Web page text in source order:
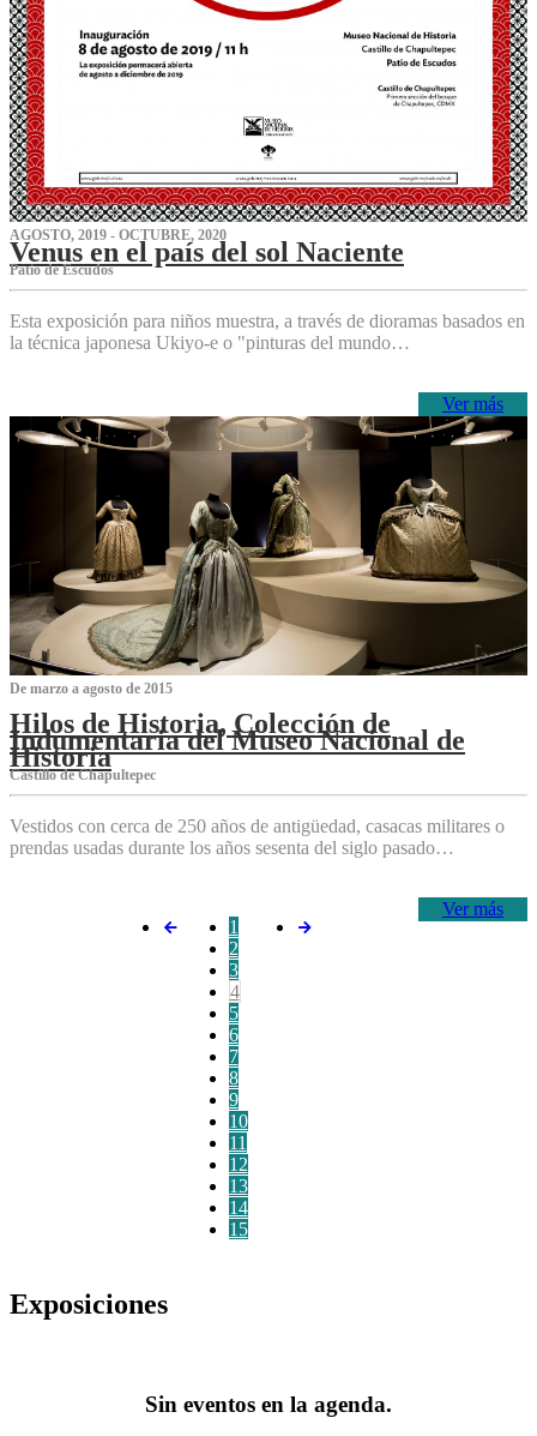
AGOSTO, 2019 - OCTUBRE, 2020
Venus en el país del sol Naciente
P‌atio de Escudos
Esta exposición para niños muestra, a través de dioramas basados en
la técnica japonesa Ukiyo-e o "pinturas del mundo…
Ver más
De marzo a agosto de 2015
Hilos de Historia, Colección de
Indumentaria del Museo Nacional de
Historia
Castillo de Chapultepec
Vestidos con cerca de 250 años de antigüedad, casacas militares o
prendas usadas durante los años sesenta del siglo pasado…
Ver más
1
2
3
4
5
6
7
8
9
10
11
12
13
14
15
Exposiciones
Sin eventos en la agenda.